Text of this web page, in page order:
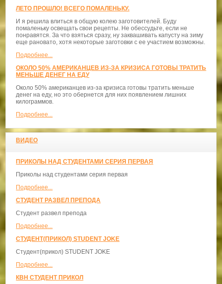
ЛЕТО ПРОШЛО! ВСЕГО ПОМАЛЕНЬКУ.
И я решила влиться в общую колею заготовителей. Буду
помаленьку освещать свои рецепты. Не обессудьте, если не
понравятся. За что взяться сразу, ну заквашивать капусту на зиму
еще рановато, хотя некоторые заготовки с ее участием возможны.
Подробнее...
ОКОЛО 50% АМЕРИКАНЦЕВ ИЗ-ЗА КРИЗИСА ГОТОВЫ ТРАТИТЬ
МЕНЬШЕ ДЕНЕГ НА ЕДУ
Около 50% американцев из-за кризиса готовы тратить меньше
денег на еду, но это обернется для них появлением лишних
килограммов.
Подробнее...
ВИДЕО
ПРИКОЛЫ НАД СТУДЕНТАМИ СЕРИЯ ПЕРВАЯ
Приколы над студентами серия первая
Подробнее...
СТУДЕНТ РАЗВЕЛ ПРЕПОДА
Студент развел препода
Подробнее...
СТУДЕНТ(ПРИКОЛ) STUDENT JOKE
Студент(прикол) STUDENT JOKE
Подробнее...
КВН СТУДЕНТ ПРИКОЛ